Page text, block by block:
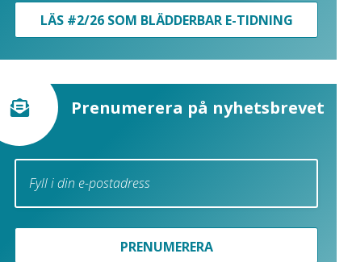
LÄS #2/26 SOM BLÄDDERBAR E-TIDNING
Prenumerera på nyhetsbrevet
PRENUMERERA